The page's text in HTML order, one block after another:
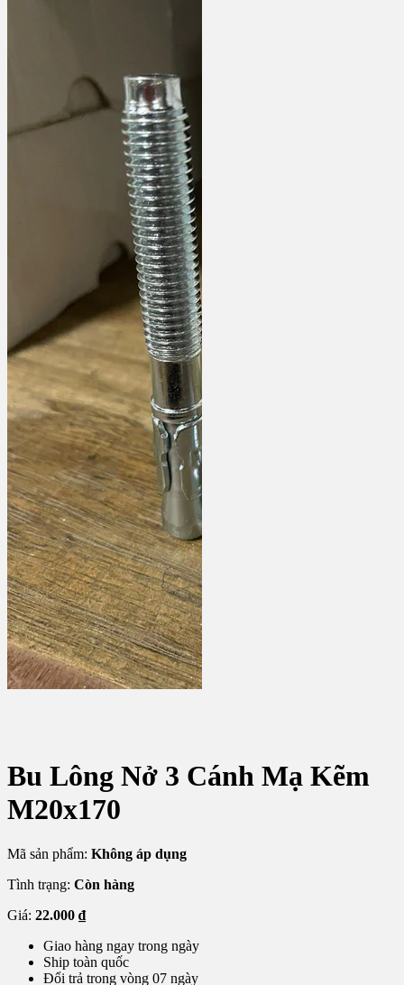
Bu Lông Nở 3 Cánh Mạ Kẽm
M20x170
Mã sản phẩm: Không áp dụng
Tình trạng: Còn hàng
Giá: 22.000 ₫
Giao hàng ngay trong ngày
Ship toàn quốc
Đổi trả trong vòng 07 ngày